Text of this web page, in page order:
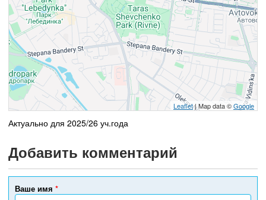
Leaflet| Map data ©Google
Актуально для 2025/26 уч.года
Добавить комментарий
Ваше имя *